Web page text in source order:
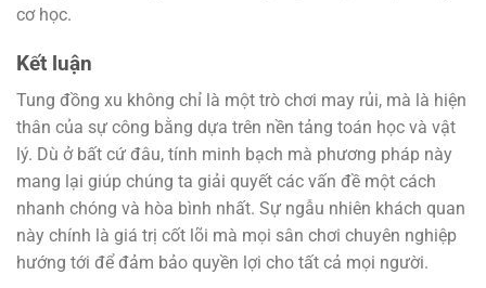
cơ học.
Kết luận
Tung đồng xu không chỉ là một trò chơi may rủi, mà là hiện
thân của sự công bằng dựa trên nền tảng toán học và vật
lý. Dù ở bất cứ đâu, tính minh bạch mà phương pháp này
mang lại giúp chúng ta giải quyết các vấn đề một cách
nhanh chóng và hòa bình nhất. Sự ngẫu nhiên khách quan
này chính là giá trị cốt lõi mà mọi sân chơi chuyên nghiệp
hướng tới để đảm bảo quyền lợi cho tất cả mọi người.